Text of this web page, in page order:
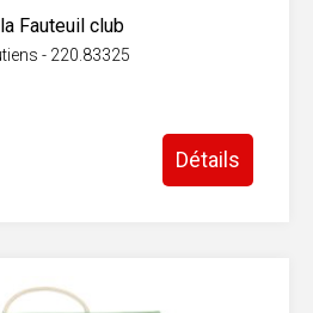
Fauteuil club
- 220.83325
Détails